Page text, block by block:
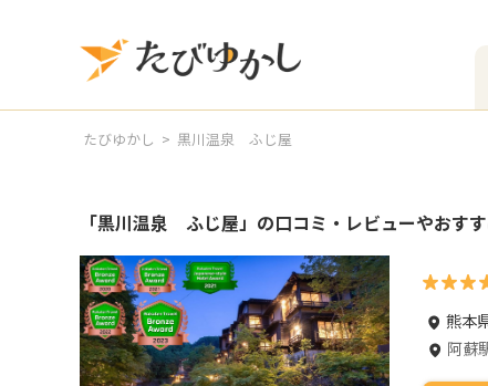
たびゆかし 黒川温泉 ふじ屋
「黒川温泉 ふじ屋」の口コミ・レビューやおす
熊本
阿蘇